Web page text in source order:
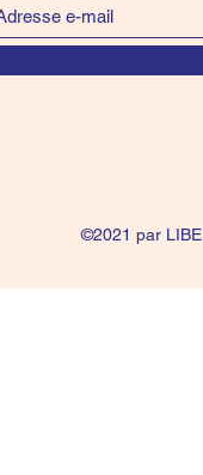
©2021 par